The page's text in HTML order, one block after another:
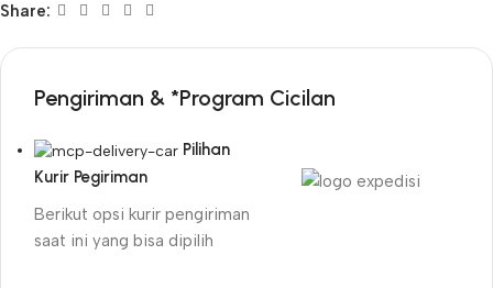
Share:
Pengiriman & *Program Cicilan
Pilihan
Kurir Pegiriman
Berikut opsi kurir pengiriman
saat ini yang bisa dipilih